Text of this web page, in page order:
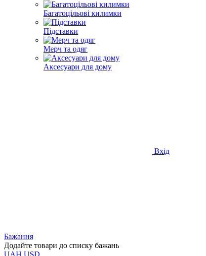
Багатоцільові килимки
Підставки
Мерч та одяг
Аксесуари для дому
Вхід
Бажання
Додайте товари до списку бажань
UAH USD